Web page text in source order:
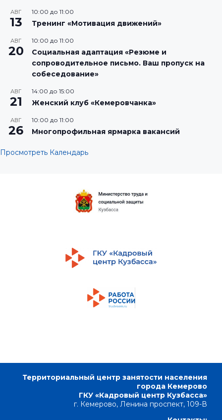
АВГ
13
10:00 до 11:00
Тренинг «Мотивация движений»
АВГ
20
10:00 до 11:00
Социальная адаптация «Резюме и
сопроводительное письмо. Ваш пропуск на
собеседование»
АВГ
21
14:00 до 15:00
Женский клуб «Кемеровчанка»
АВГ
26
10:00 до 11:00
Многопрофильная ярмарка вакансий
Просмотреть Календарь
Территориальный центр занятости населения
города Кемерово
ГКУ «Кадровый центр Кузбасса»
г. Кемерово, Ленина проспект, 109-В